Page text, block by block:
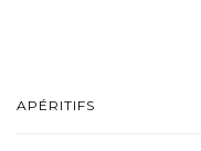
APÉRITIFS